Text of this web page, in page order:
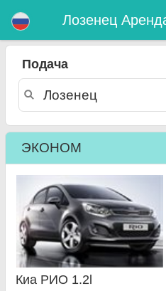
Лозенец
Подача
ЭКОНОМ
Киа РИО 1.2l